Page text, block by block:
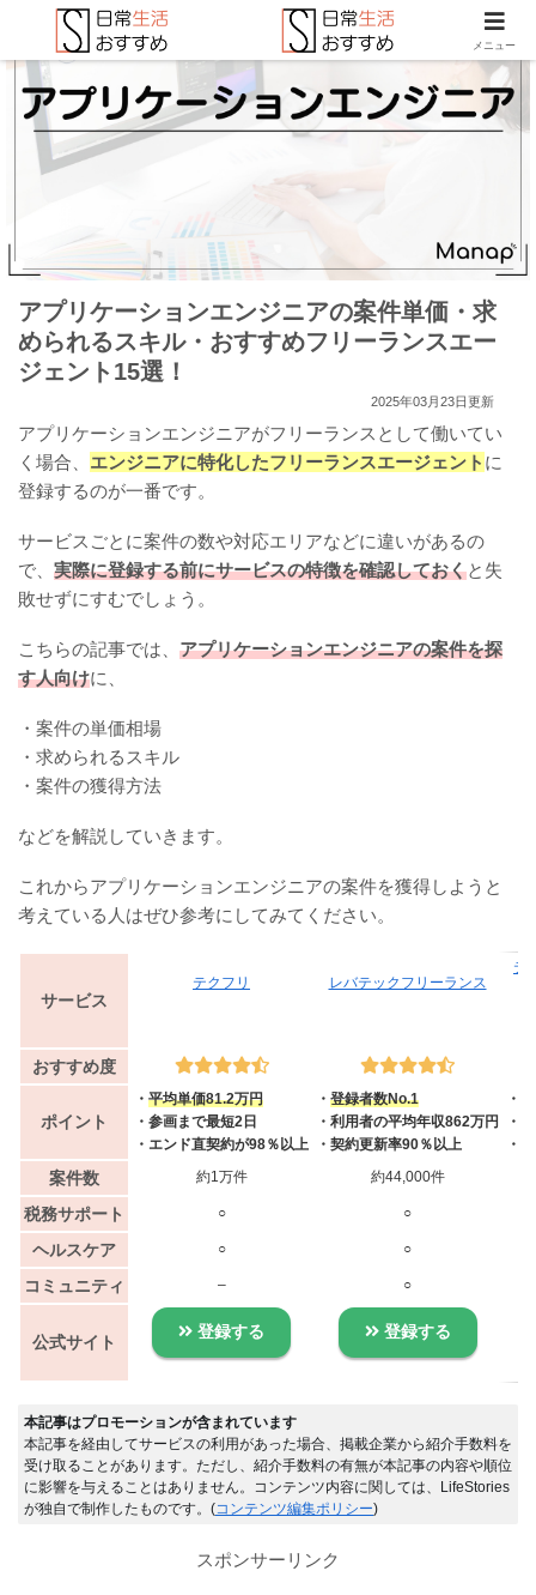
アプリケーションエンジニアの案件単価・求
められるスキル・おすすめフリーランスエー
ジェント15選！
2025年03月23日更新
アプリケーションエンジニアがフリーランスとして働いてい
く場合、 エンジニアに特化したフリーランスエージェント に
登録するのが一番です。
サービスごとに案件の数や対応エリアなどに違いがあるの
で、 実際に登録する前にサービスの特徴を確認しておくと失
敗せずにすむでしょう。
こちらの記事では、 アプリケーションエンジニアの案件を探
す人向けに、
・案件の単価相場
・求められるスキル
・案件の獲得方法
などを解説していきます。
これからアプリケーションエンジニアの案件を獲得しようと
考えている人はぜひ参考にしてみてください。
サービス
テクフリ レバテックフリーランス
テ
おすすめ度
ポイント
・ 平均単価81.2万円
・参画まで最短2日
・エンド直契約が98％以上
・ 登録者数No.1
・利用者の平均年収862万円
・契約更新率90％以上
・
・
・
案件数 約1万件 約44,000件
税務サポート ○ ○
ヘルスケア ○ ○
コミュニティ – ○
公式サイト
登録する 登録する
本記事はプロモーションが含まれています
本記事を経由してサービスの利用があった場合、掲載企業から紹介手数料を
受け取ることがあります。ただし、紹介手数料の有無が本記事の内容や順位
に影響を与えることはありません。コンテンツ内容に関しては、LifeStories
が独自で制作したものです。(コンテンツ編集ポリシー)
スポンサーリンク
メニュー